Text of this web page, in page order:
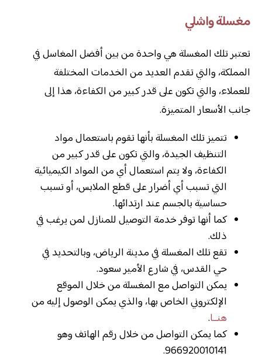
مغسلة واشلي
تعتبر تلك المغسلة هي واحدة من بين أفضل المغاسل في
المملكة، والتي تقدم العديد من الخدمات المختلفة
للعملاء، والتي تكون على قدر كبير من الكفاءة، هذا إلى
جانب الأسعار المتميزة.
تتميز تلك المغسلة بأنها تقوم باستعمال مواد
التنظيف الجيدة، والتي تكون على قدر كبير من
الكفاءة، ولا يتم استعمال أي من المواد الكيميائية
التي تسبب أي أضرار على قطع الملابس، أو تسبب
حساسية بالجسم عند ارتدائها.
كما أنها توفر خدمة التوصيل للمنازل لمن يرغب في
ذلك.
تقع تلك المغسلة في مدينة الرياض، وبالتحديد في
حي القدس، في شارع الأمير سعود.
يمكن التواصل مع المغسلة من خلال الموقع
الإلكتروني الخاص بها، والذي يمكن الوصول إليه من
هنــا.
كما يمكن التواصل من خلال رقم الهاتف وهو
966920010141.